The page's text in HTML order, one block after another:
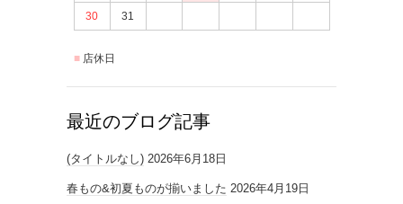
30 31
店休日
最近のブログ記事
(タイトルなし) 2026年6月18日
春もの&初夏ものが揃いました 2026年4月19日